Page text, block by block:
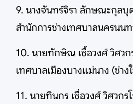
9. นางจันทร์จิรา ลักษณะกุลบุ
สำนักการช่างเทศบาลนครนน
10. นายทักษิณ เชื้อวงศ์ วิศวก
เทศบาลเมืองบางแม่นาง (ช่า
11. นายทินกร เชื่อวงศ์ วิศวกร